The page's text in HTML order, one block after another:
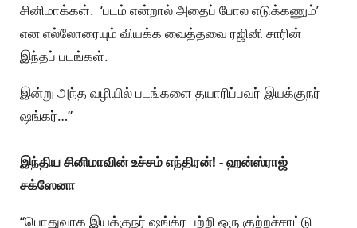
சினிமாக்கள். ‘படம் என்றால் அதைப் போல எடுக்கணும்’
என எல்லோரையும் வியக்க வைத்தவை ரஜினி சாரின்
இந்தப் படங்கள்.
இன்று அந்த வழியில் படங்களை தயாரிப்பவர் இயக்குநர்
ஷங்கர்…”
இந்திய சினிமாவின் உச்சம் எந்திரன்! - ஹன்ஸ்ராஜ்
சக்ஸேனா
“பொதுவாக இயக்குநர் ஷங்க்ர பற்றி ஒரு குற்றச்சாட்டு